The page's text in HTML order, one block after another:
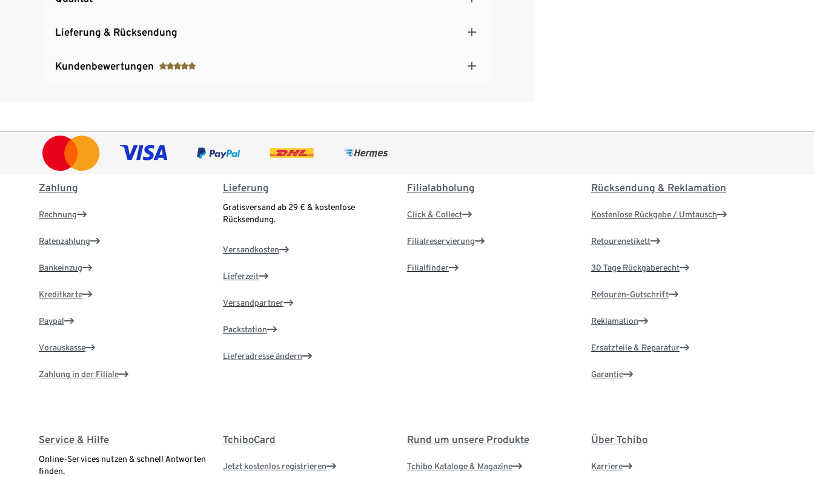
Lieferung & Rücksendung
Kundenbewertungen
Zahlung
Rechnung
Ratenzahlung
Bankeinzug
Kreditkarte
Paypal
Vorauskasse
Zahlung in der Filiale
Lieferung
Gratisversand ab 29 € & kostenlose
Rücksendung.
Versandkosten
Lieferzeit
Versandpartner
Packstation
Lieferadresse ändern
Filialabholung
Click & Collect
Filialreservierung
Filialfinder
Rücksendung & Reklamation
Kostenlose Rückgabe / Umtausch
Retourenetikett
30 Tage Rückgaberecht
Retouren-Gutschrift
Reklamation
Ersatzteile & Reparatur
Garantie
Service & Hilfe
Online-Services nutzen & schnell Antworten
finden.
TchiboCard
Jetzt kostenlos registrieren
Rund um unsere Produkte
Tchibo Kataloge & Magazine
Über Tchibo
Karriere